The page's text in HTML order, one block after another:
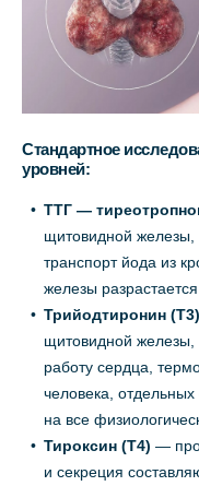
Стандартное
уровней:
ТТГ —
щитовидной железы,
транспорт йода из
железы
Трийодтиронин (Т3)
щитовидной железы,
работу сердца,
человека,
на все
Тироксин (Т4) —
и секреция